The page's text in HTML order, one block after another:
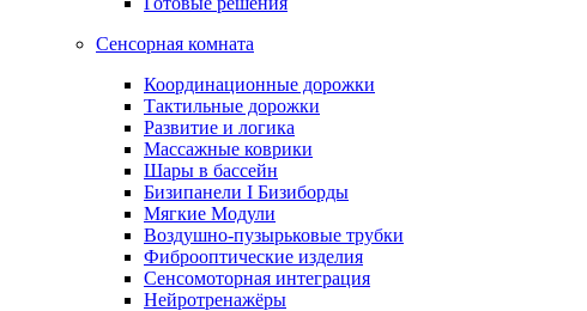
Сенсорная комната
Координационные дорожки
Тактильные дорожки
Развитие и логика
Массажные коврики
Шары в бассейн
Бизипанели I Бизиборды
Мягкие Модули
Воздушно-пузырьковые трубки
Фиброоптические изделия
Сенсомоторная интеграция
Нейротренажёры